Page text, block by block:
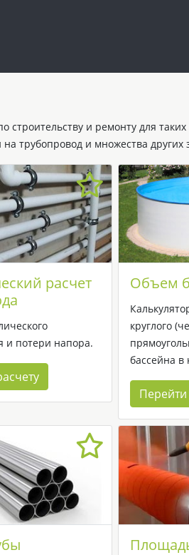
и ремонту для таких
трубопровод и множества других
расчет
и потери напора.
Объем
круглого
бассейна в
Перейти